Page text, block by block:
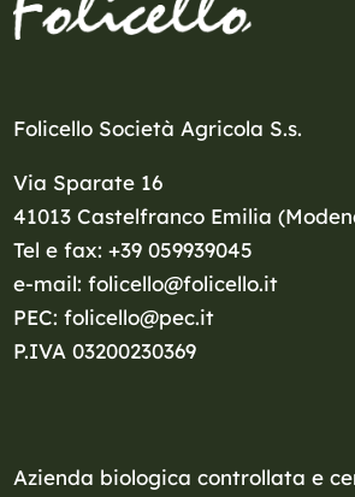
Folicello Società Agricola S.s.
Via Sparate 16
41013 Castelfranco Emilia
Tel e fax: +39 059939045
e-mail: folicello@folicello.it
PEC: folicello@pec.it
P.IVA 03200230369
Azienda biologica controllata e